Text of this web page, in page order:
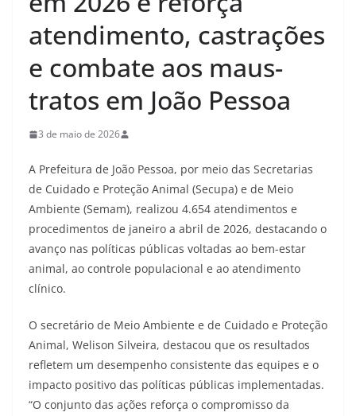
atendimento, castrações
e combate aos maus-
tratos em João Pessoa
3 de maio de 2026
A Prefeitura de João Pessoa, por meio das Secretarias
de Cuidado e Proteção Animal (Secupa) e de Meio
Ambiente (Semam), realizou 4.654 atendimentos e
procedimentos de janeiro a abril de 2026, destacando o
avanço nas políticas públicas voltadas ao bem-estar
animal, ao controle populacional e ao atendimento
clínico.
O secretário de Meio Ambiente e de Cuidado e Proteção
Animal, Welison Silveira, destacou que os resultados
refletem um desempenho consistente das equipes e o
impacto positivo das políticas públicas implementadas.
“O conjunto das ações reforça o compromisso da